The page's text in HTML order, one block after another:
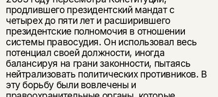
продлившего президентский мандат с
четырех до пяти лет и расширившего
президентские полномочия в отношении
системы правосудия. Он использовал весь
потенциал своей должности, иногда
балансируя на грани законности, пытаясь
нейтрализовать политических противников. В
эту борьбу были вовлечены и